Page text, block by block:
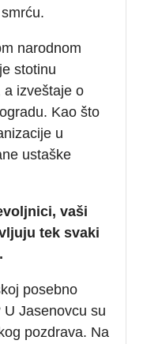
narodnom
stotinu
a izveštaje o
Kao što
u
ustaške
vaši
tek svaki
posebno
Jasenovcu su
pozdrava. Na